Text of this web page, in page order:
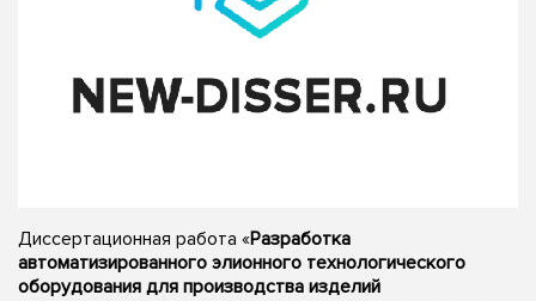
Диссертационная работа «Разработка
автоматизированного элионного технологического
оборудования для производства изделий